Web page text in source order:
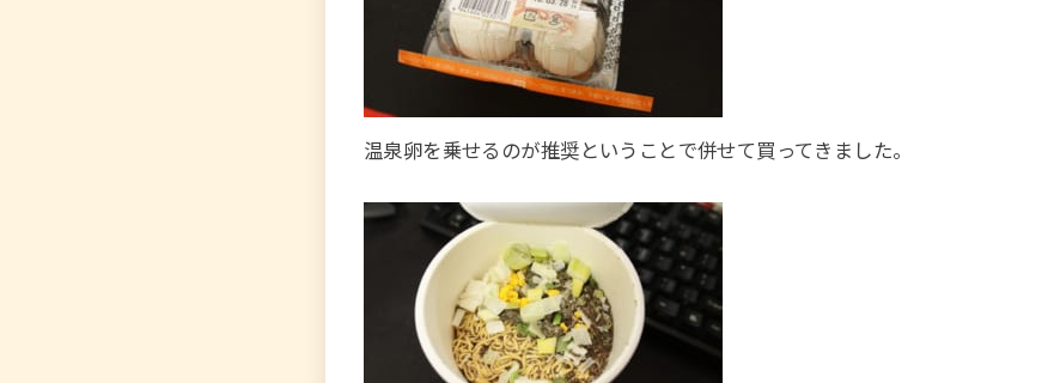
温泉卵を乗せるのが推奨ということで併せて買ってきました。